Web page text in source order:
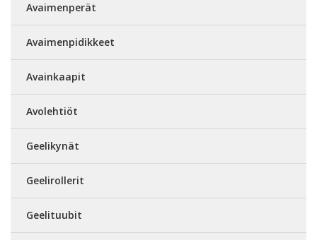
Avaimenperät
Avaimenpidikkeet
Avainkaapit
Avolehtiöt
Geelikynät
Geelirollerit
Geelituubit